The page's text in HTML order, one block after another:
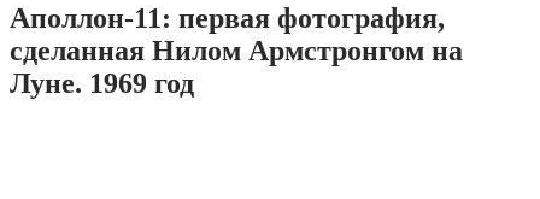
Аполлон-11: первая фотография,
сделанная Нилом Армстронгом на
Луне. 1969 год